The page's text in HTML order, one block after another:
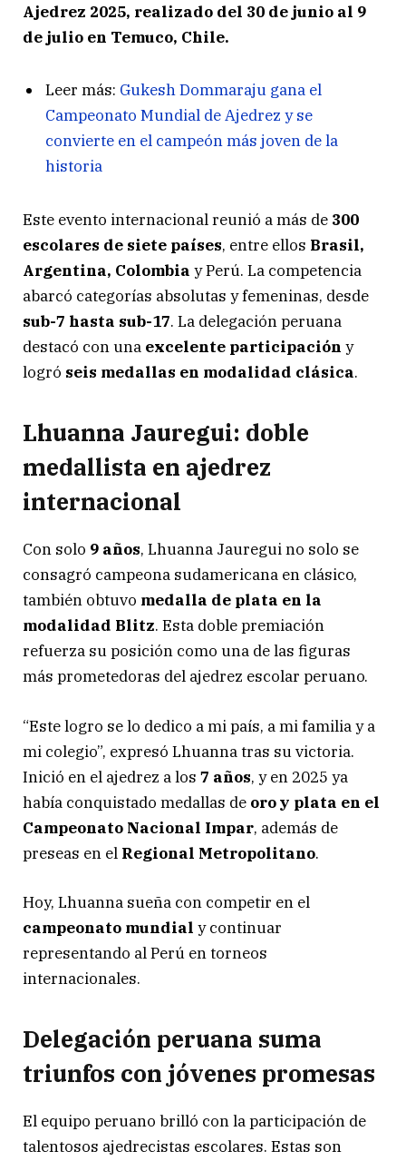
Ajedrez 2025, realizado del 30 de junio al 9
de julio en Temuco, Chile.
Leer más: Gukesh Dommaraju gana el
Campeonato Mundial de Ajedrez y se
convierte en el campeón más joven de la
historia
Este evento internacional reunió a más de 300
escolares de siete países, entre ellos Brasil,
Argentina, Colombia y Perú. La competencia
abarcó categorías absolutas y femeninas, desde
sub-7 hasta sub-17. La delegación peruana
destacó con una excelente participación y
logró seis medallas en modalidad clásica.
Lhuanna Jauregui: doble
medallista en ajedrez
internacional
Con solo 9 años, Lhuanna Jauregui no solo se
consagró campeona sudamericana en clásico,
también obtuvo medalla de plata en la
modalidad Blitz. Esta doble premiación
refuerza su posición como una de las figuras
más prometedoras del ajedrez escolar peruano.
“Este logro se lo dedico a mi país, a mi familia y a
mi colegio”, expresó Lhuanna tras su victoria.
Inició en el ajedrez a los 7 años, y en 2025 ya
había conquistado medallas de oro y plata en el
Campeonato Nacional Impar, además de
preseas en el Regional Metropolitano.
Hoy, Lhuanna sueña con competir en el
campeonato mundial y continuar
representando al Perú en torneos
internacionales.
Delegación peruana suma
triunfos con jóvenes promesas
El equipo peruano brilló con la participación de
talentosos ajedrecistas escolares. Estas son